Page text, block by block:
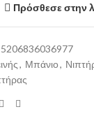
Πρόσθεσε στην
5206836036977
, Μπάνιο,